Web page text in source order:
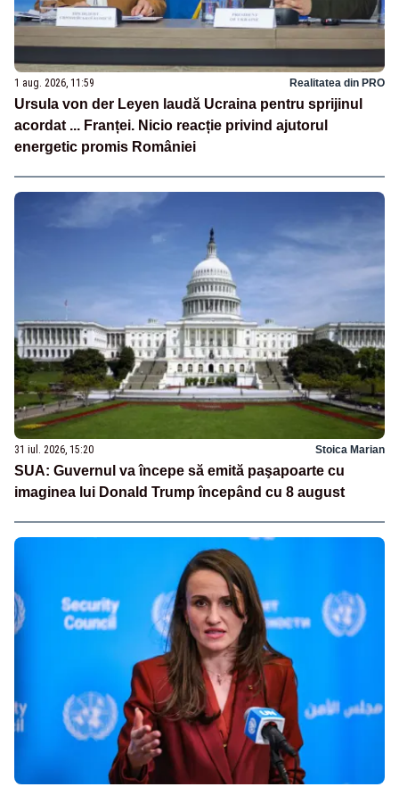
1 aug. 2026, 11:59 Realitatea din PRO
Ursula von der Leyen laudă Ucraina pentru sprijinul
acordat ... Franței. Nicio reacție privind ajutorul
energetic promis României
31 iul. 2026, 15:20 Stoica Marian
SUA: Guvernul va începe să emită paşapoarte cu
imaginea lui Donald Trump începând cu 8 august